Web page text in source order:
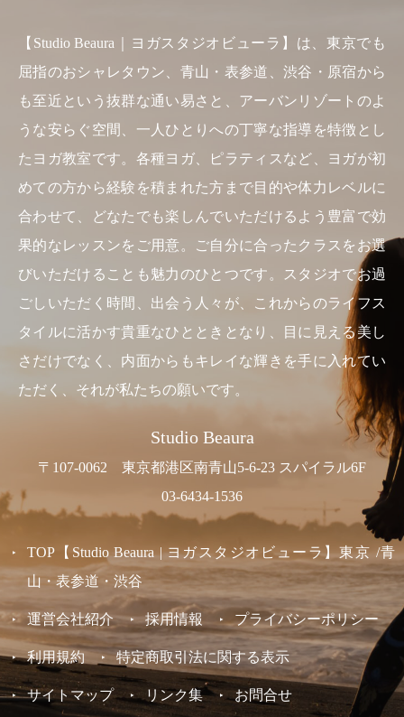
【Studio Beaura｜ヨガスタジオビューラ】は、東京でも
屈指のおシャレタウン、青山・表参道、渋谷・原宿から
も至近という抜群な通い易さと、アーバンリゾートのよ
うな安らぐ空間、一人ひとりへの丁寧な指導を特徴とし
たヨガ教室です。各種ヨガ、ピラティスなど、ヨガが初
めての方から経験を積まれた方まで目的や体力レベルに
合わせて、どなたでも楽しんでいただけるよう豊富で効
果的なレッスンをご用意。ご自分に合ったクラスをお選
びいただけることも魅力のひとつです。スタジオでお過
ごしいただく時間、出会う人々が、これからのライフス
タイルに活かす貴重なひとときとなり、目に見える美し
さだけでなく、内面からもキレイな輝きを手に入れてい
ただく、それが私たちの願いです。
Studio Beaura
〒107-0062 東京都港区南青山5-6-23 スパイラル6F
03-6434-1536
TOP【Studio Beaura | ヨガスタジオビューラ】東京 /青
山・表参道・渋谷
運営会社紹介 採用情報 プライバシーポリシー
利用規約 特定商取引法に関する表示
サイトマップ リンク集 お問合せ